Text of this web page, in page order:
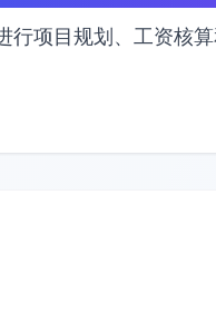
项目规划、工资核